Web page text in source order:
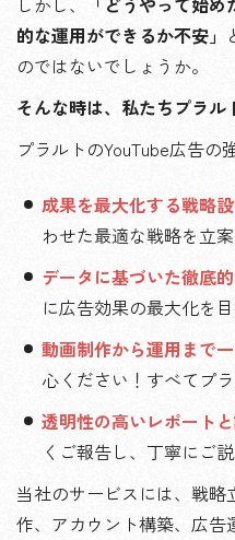
的な運用ができるか不安」
のではないでしょうか。
そんな時は、私たちプラル
プラルトのYouTube広告の
成果を最大化する戦略
わせた最適な戦略を立案
データに基づいた徹底
に広告効果の最大化を目
動画制作から運用まで
心ください！すべてプ
透明性の高いレポート
くご報告し、丁寧にご
当社のサービスには、戦
作、アカウント構築、広告